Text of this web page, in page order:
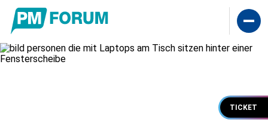
TICKET